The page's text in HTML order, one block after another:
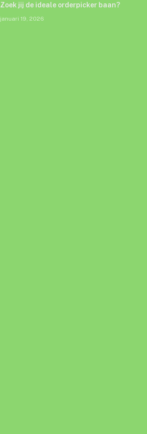
Zoek jij de ideale orderpicker baan?
januari 19, 2026